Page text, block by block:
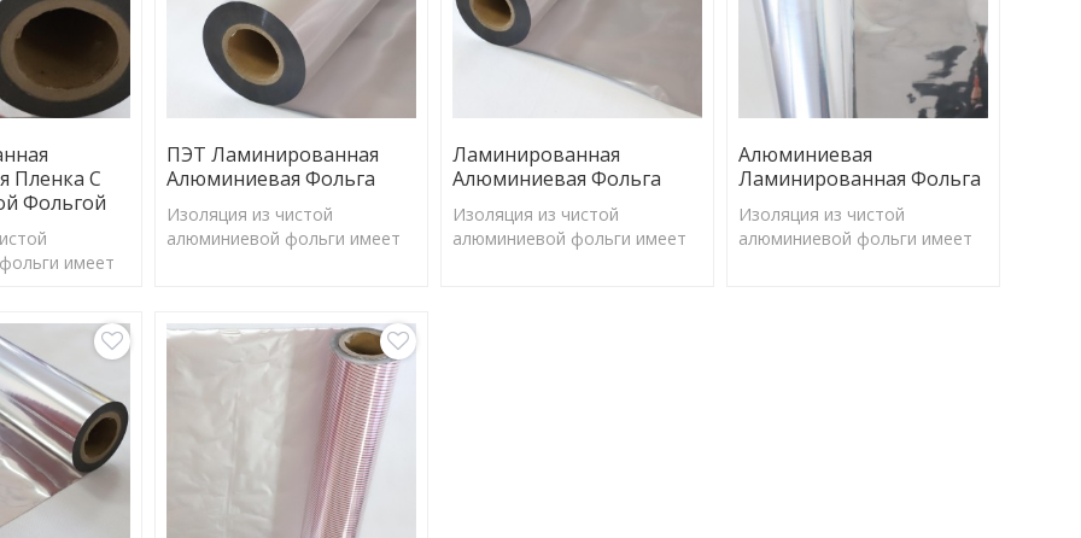
Пленка С
Фольгой
имеет
часть
и
ПЭТ Ламинированная
Алюминиевая Фольга
Изоляция из чистой
алюминиевой фольги имеет
солнечной энергии и
барьерного излучения.
Ламинированная
Алюминиевая Фольга
Изоляция из чистой
алюминиевой фольги имеет
Алюминиевая
Ламинированная Фольга
Изоляция из чистой
алюминиевой фольги имеет